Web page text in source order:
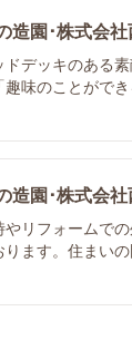
造園･株式会社
ドデッキのある
趣味のことができ
やリフォームで
ります。住まい